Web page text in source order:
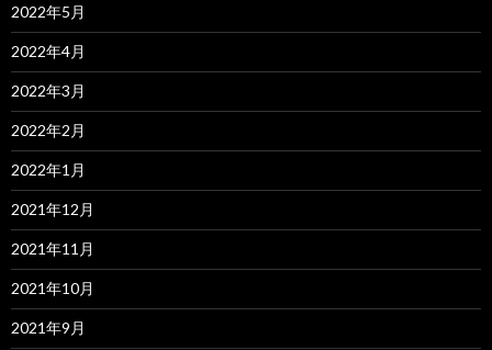
2022年5月
2022年4月
2022年3月
2022年2月
2022年1月
2021年12月
2021年11月
2021年10月
2021年9月